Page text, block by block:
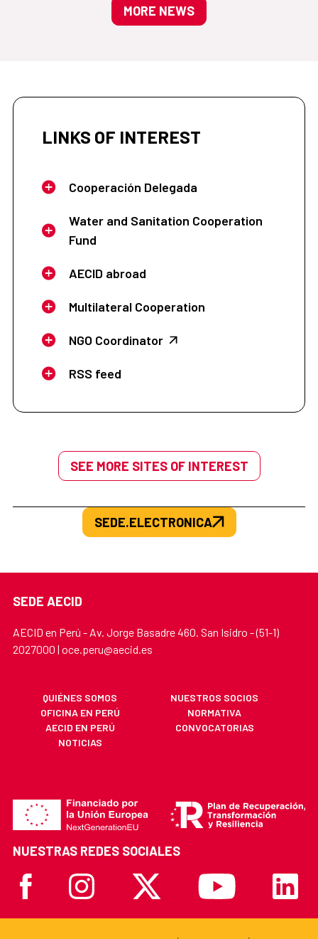
MORE NEWS
LINKS OF INTEREST
Cooperación Delegada
Water and Sanitation Cooperation
Fund
AECID abroad
Multilateral Cooperation
NGO Coordinator
RSS feed
SEE MORE SITES OF INTEREST
SEDE.ELECTRONICA
SEDE AECID
AECID en Perú - Av. Jorge Basadre 460. San Isidro - (51-1)
2027000 | oce.peru@aecid.es
QUIÉNES SOMOS
NUESTROS SOCIOS
OFICINA EN PERÚ
NORMATIVA
AECID EN PERÚ
CONVOCATORIAS
NOTICIAS
NUESTRAS REDES SOCIALES
FacebookInstagram X Youtube Linkedin